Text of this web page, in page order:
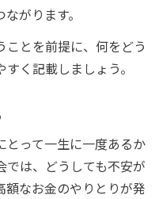
がります。
とを前提に、何をどう
く記載しましょう。
とって一生に一度あるか
では、どうしても不安が
額なお金のやりとりが発